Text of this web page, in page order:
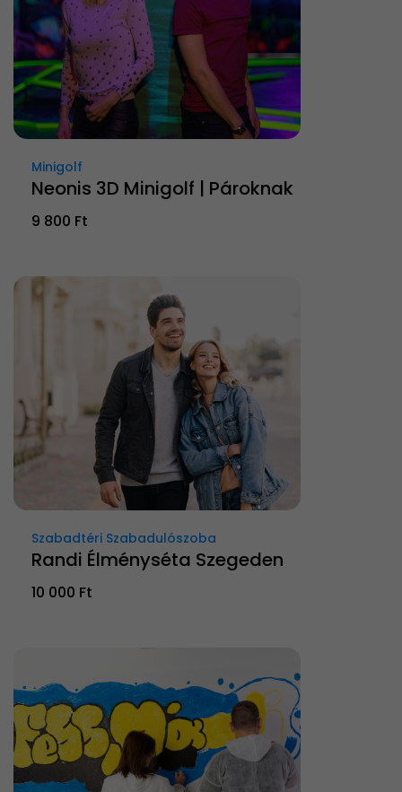
Minigolf
Neonis 3D Minigolf | Pároknak
9 800 Ft
Szabadtéri Szabadulószoba
Randi Élményséta Szegeden
10 000 Ft